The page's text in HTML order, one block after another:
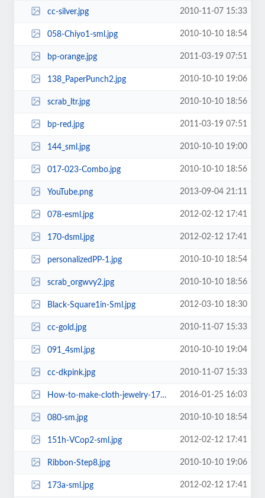
cc-silver.jpg 2010-11-07 15:33
058-Chiyo1-sml.jpg 2010-10-10 18:54
bp-orange.jpg 2011-03-19 07:51
138_PaperPunch2.jpg 2010-10-10 19:06
scrab_ltr.jpg 2010-10-10 18:56
bp-red.jpg 2011-03-19 07:51
144_sml.jpg 2010-10-10 19:00
017-023-Combo.jpg 2010-10-10 18:56
YouTube.png 2013-09-04 21:11
078-esml.jpg 2012-02-12 17:41
170-dsml.jpg 2012-02-12 17:41
personalizedPP-1.jpg 2010-10-10 18:54
scrab_orgwvy2.jpg 2010-10-10 18:56
Black-Square1in-Sml.jpg 2012-03-10 18:30
cc-gold.jpg 2010-11-07 15:33
091_4sml.jpg 2010-10-10 19:04
cc-dkpink.jpg 2010-11-07 15:33
How-to-make-cloth-jewelry-171x171.jpg 2016-01-25 16:03
080-sm.jpg 2010-10-10 18:54
151h-VCop2-sml.jpg 2012-02-12 17:41
Ribbon-Step8.jpg 2010-10-10 19:06
173a-sml.jpg 2012-02-12 17:41